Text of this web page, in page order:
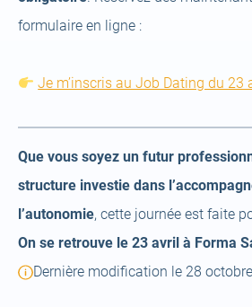
formulaire en ligne :
Je m’inscris au Job Dating du 23
Que vous soyez un futur
structure investie dans
l’autonomie, cette journée est faite
On se retrouve le 23 avril à Forma
Dernière modification le 28